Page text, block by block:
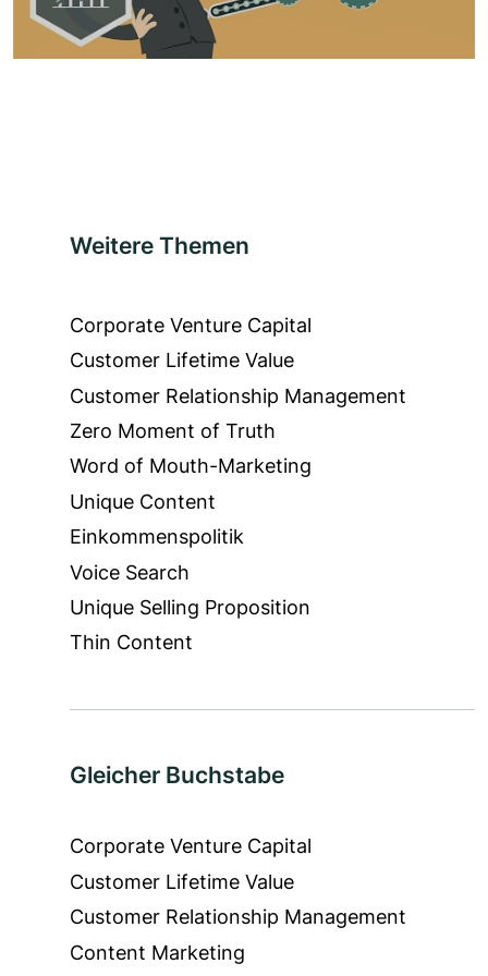
Weitere Themen
Corporate Venture Capital
Customer Lifetime Value
Customer Relationship Management
Zero Moment of Truth
Word of Mouth-Marketing
Unique Content
Einkommenspolitik
Voice Search
Unique Selling Proposition
Thin Content
Gleicher Buchstabe
Corporate Venture Capital
Customer Lifetime Value
Customer Relationship Management
Content Marketing